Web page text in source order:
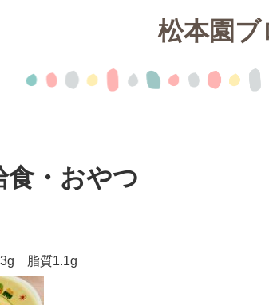
松本園ブ
食・おやつ
脂質1.1g